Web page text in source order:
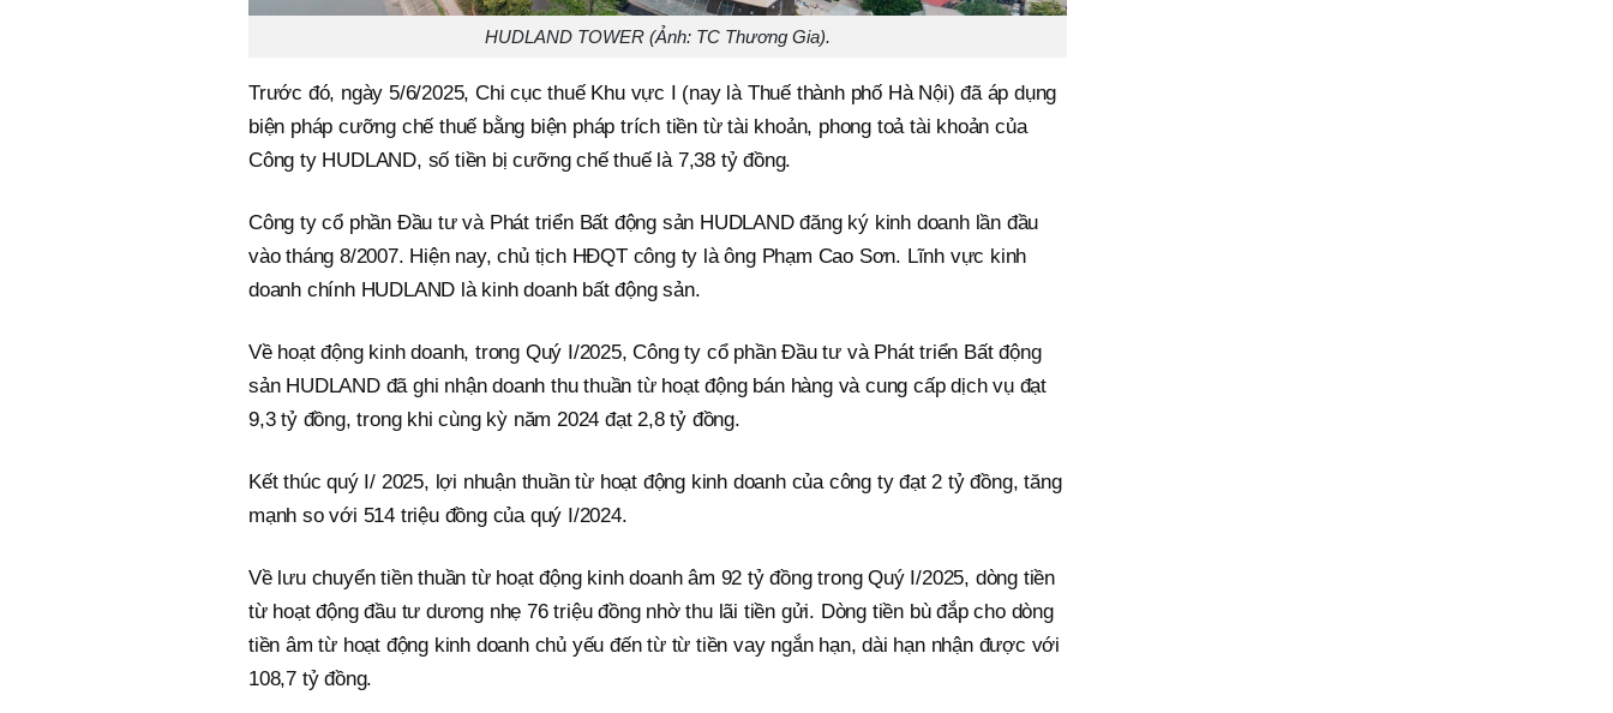
HUDLAND TOWER (Ảnh: TC Thương Gia).
Trước đó, ngày 5/6/2025, Chi cục thuế Khu vực I (nay là Thuế thành phố Hà Nội) đã áp dụng
biện pháp cưỡng chế thuế bằng biện pháp trích tiền từ tài khoản, phong toả tài khoản của
Công ty HUDLAND, số tiền bị cưỡng chế thuế là 7,38 tỷ đồng.
Công ty cổ phần Đầu tư và Phát triển Bất động sản HUDLAND đăng ký kinh doanh lần đầu
vào tháng 8/2007. Hiện nay, chủ tịch HĐQT công ty là ông Phạm Cao Sơn. Lĩnh vực kinh
doanh chính HUDLAND là kinh doanh bất động sản.
Về hoạt động kinh doanh, trong Quý I/2025, Công ty cổ phần Đầu tư và Phát triển Bất động
sản HUDLAND đã ghi nhận doanh thu thuần từ hoạt động bán hàng và cung cấp dịch vụ đạt
9,3 tỷ đồng, trong khi cùng kỳ năm 2024 đạt 2,8 tỷ đồng.
Kết thúc quý I/ 2025, lợi nhuận thuần từ hoạt động kinh doanh của công ty đạt 2 tỷ đồng, tăng
mạnh so với 514 triệu đồng của quý I/2024.
Về lưu chuyển tiền thuần từ hoạt động kinh doanh âm 92 tỷ đồng trong Quý I/2025, dòng tiền
từ hoạt động đầu tư dương nhẹ 76 triệu đồng nhờ thu lãi tiền gửi. Dòng tiền bù đắp cho dòng
tiền âm từ hoạt động kinh doanh chủ yếu đến từ từ tiền vay ngắn hạn, dài hạn nhận được với
108,7 tỷ đồng.